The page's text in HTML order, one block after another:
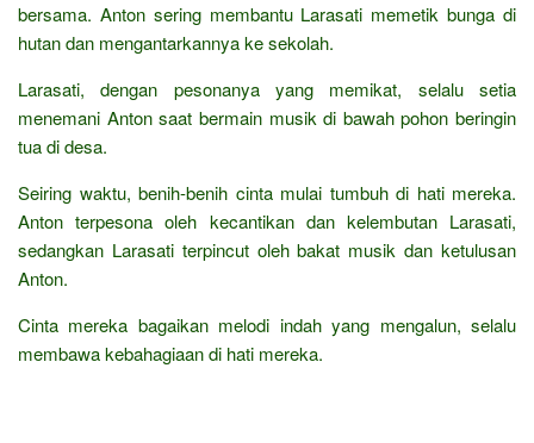
bersama. Anton sering membantu Larasati memetik bunga di
hutan dan mengantarkannya ke sekolah.
Larasati, dengan pesonanya yang memikat, selalu setia
menemani Anton saat bermain musik di bawah pohon beringin
tua di desa.
Seiring waktu, benih-benih cinta mulai tumbuh di hati mereka.
Anton terpesona oleh kecantikan dan kelembutan Larasati,
sedangkan Larasati terpincut oleh bakat musik dan ketulusan
Anton.
Cinta mereka bagaikan melodi indah yang mengalun, selalu
membawa kebahagiaan di hati mereka.